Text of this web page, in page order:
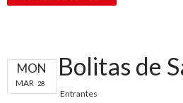
MON
MAR 28
Bolitas de
Entrantes